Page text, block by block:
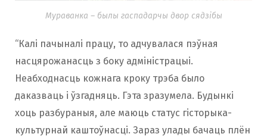
Мураванка – былы гаспадарчы двор сядзібы
“Калі пачыналі працу, то адчувалася пэўная
насцярожанасць з боку адміністрацыі.
Неабходнасць кожнага кроку трэба было
даказваць і ўзгадняць. Гэта зразумела. Будынкі
хоць разбураныя, але маюць статус гісторыка-
культурнай каштоўнасці. Зараз улады бачаць плён